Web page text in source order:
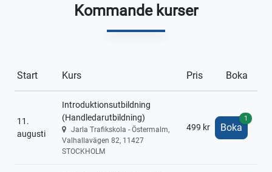
Kommande kurser
Start Kurs Pris Boka
11.
augusti
Introduktionsutbildning
(Handledarutbildning)
Jarla Trafikskola - Östermalm,
Valhallavägen 82, 11427
STOCKHOLM
499 kr Boka
1